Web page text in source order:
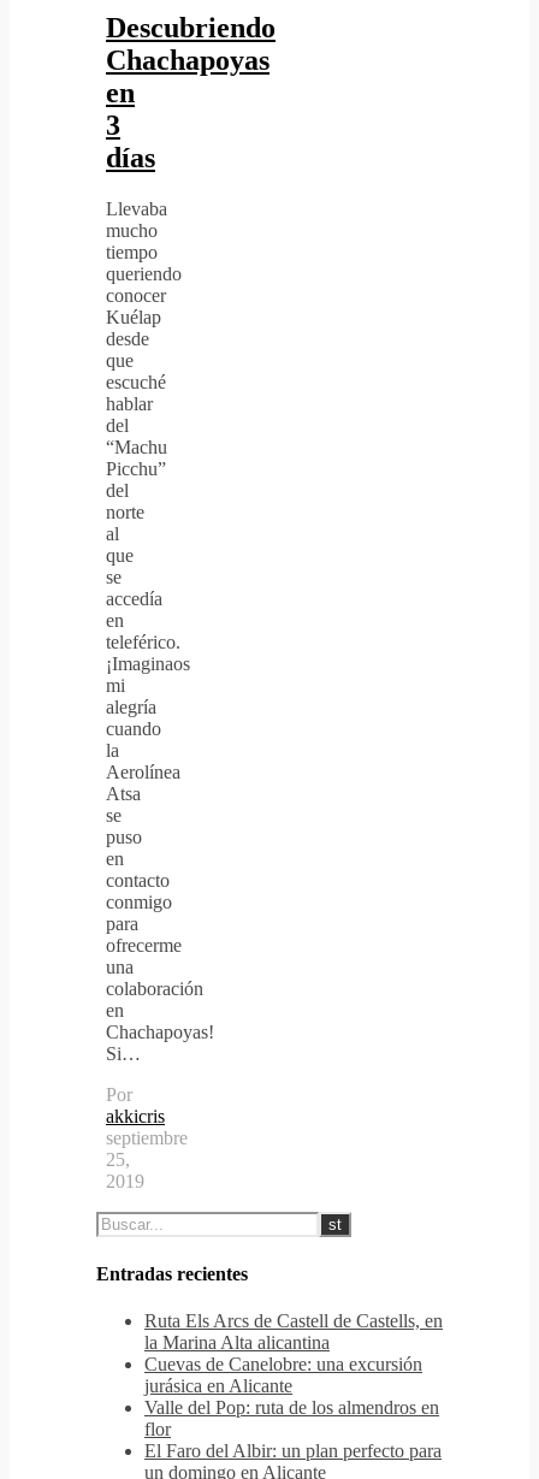
Descubriendo
Chachapoyas
en
3
días
Llevaba
mucho
tiempo
queriendo
conocer
Kuélap
desde
que
escuché
hablar
del
“Machu
Picchu”
del
norte
al
que
se
accedía
en
teleférico.
¡Imaginaos
mi
alegría
cuando
la
Aerolínea
Atsa
se
puso
en
contacto
conmigo
para
ofrecerme
una
colaboración
en
Chachapoyas!
Si…
Por
akkicris
septiembre
25,
2019
Entradas recientes
Ruta Els Arcs de Castell de Castells, en
la Marina Alta alicantina
Cuevas de Canelobre: una excursión
jurásica en Alicante
Valle del Pop: ruta de los almendros en
flor
El Faro del Albir: un plan perfecto para
un domingo en Alicante